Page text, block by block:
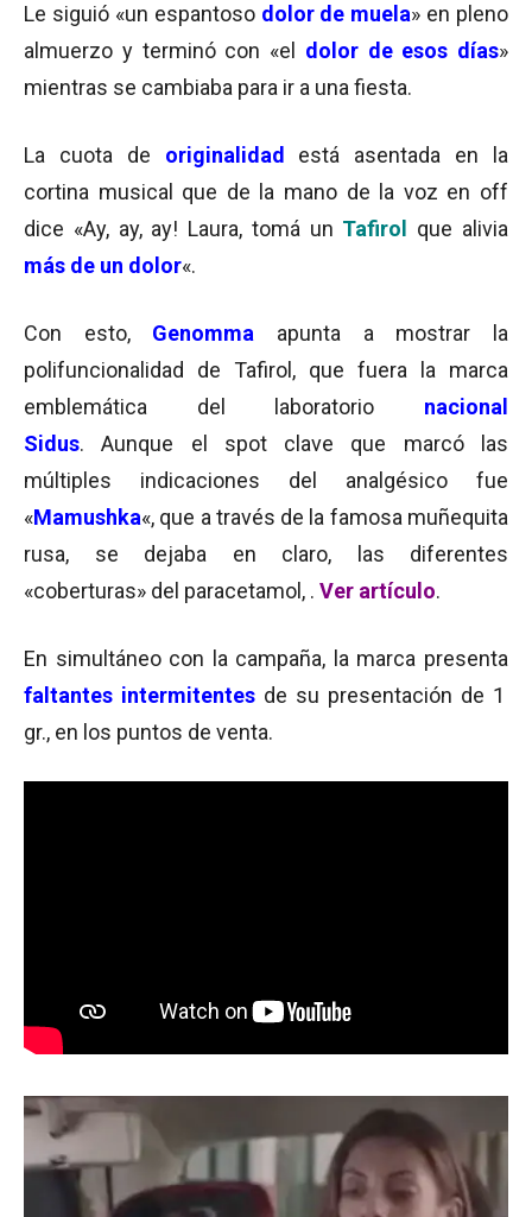
Le siguió «un espantoso dolor de muela» en pleno
almuerzo y terminó con «el dolor de esos días»
mientras se cambiaba para ir a una fiesta.
La cuota de originalidad
está asentada en la
cortina musical que de la mano de la voz en off
dice «Ay, ay, ay! Laura, tomá un Tafirol
que alivia
más de un dolor«.
Con esto, Genomma
apunta a mostrar la
polifuncionalidad de Tafirol, que fuera la marca
emblemática del laboratorio nacional
Sidus. Aunque el spot clave que marcó las
múltiples indicaciones del analgésico fue
«Mamushka«, que a través de la famosa muñequita
rusa, se dejaba en claro, las diferentes
«coberturas» del paracetamol, . Ver artículo.
En simultáneo con la campaña, la marca presenta
faltantes intermitentes de su presentación de 1
gr., en los puntos de venta.